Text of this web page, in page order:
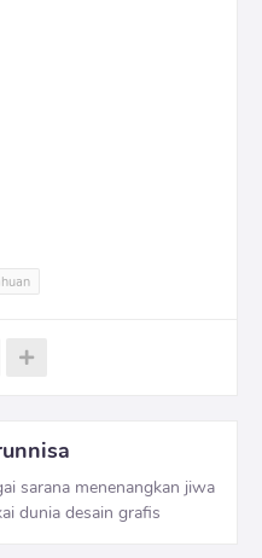
sarana menenangkan jiwa
dunia desain grafis